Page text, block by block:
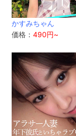
かすみちゃん
価格：490円~